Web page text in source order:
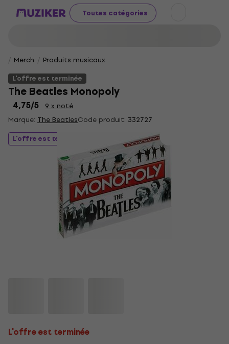
Toutes catégories
Merch
Produits musicaux
L'offre est terminée
The Beatles Monopoly
4,75/5
9 x noté
Marque: The BeatlesCode produit: 332727
L'offre est terminée
L'offre est terminée